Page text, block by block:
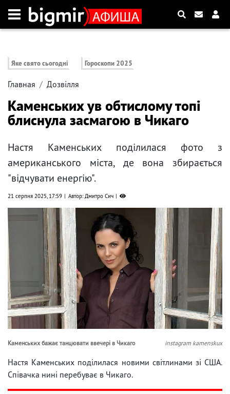
Яке свято сьогодні Гороскопи 2025
Главная Дозвілля
Каменських ув обтислому топі
блиснула засмагою в Чикаго
Настя Каменських поділилася фото з
американського міста, де вона збирається
"відчувати енергію".
21 серпня 2025, 17:59 Автор: Дмитро Сич
Каменських бажає танцювати ввечері в Чикаго instagram kamenskux
Настя Каменських поділилася новими світлинами зі США.
Співачка нині перебуває в Чикаго.